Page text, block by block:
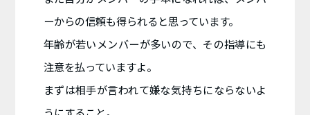
ーからの信頼も得られると思っています。
年齢が若いメンバーが多いので、その指導にも
注意を払っていますよ。
まずは相手が言われて嫌な気持ちにならないよ
うにすること。